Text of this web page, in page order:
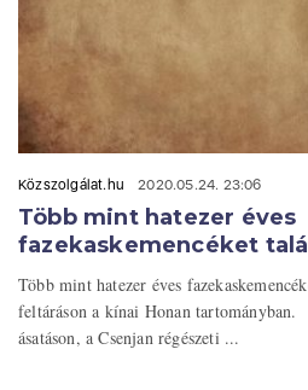
Közszolgálat.hu 2020.05.24. 23:06
Több mint hatezer éves
fazekaskemencéket
Több mint hatezer éves
feltáráson a kínai Honan
ásatáson, a Csenjan régészeti ...